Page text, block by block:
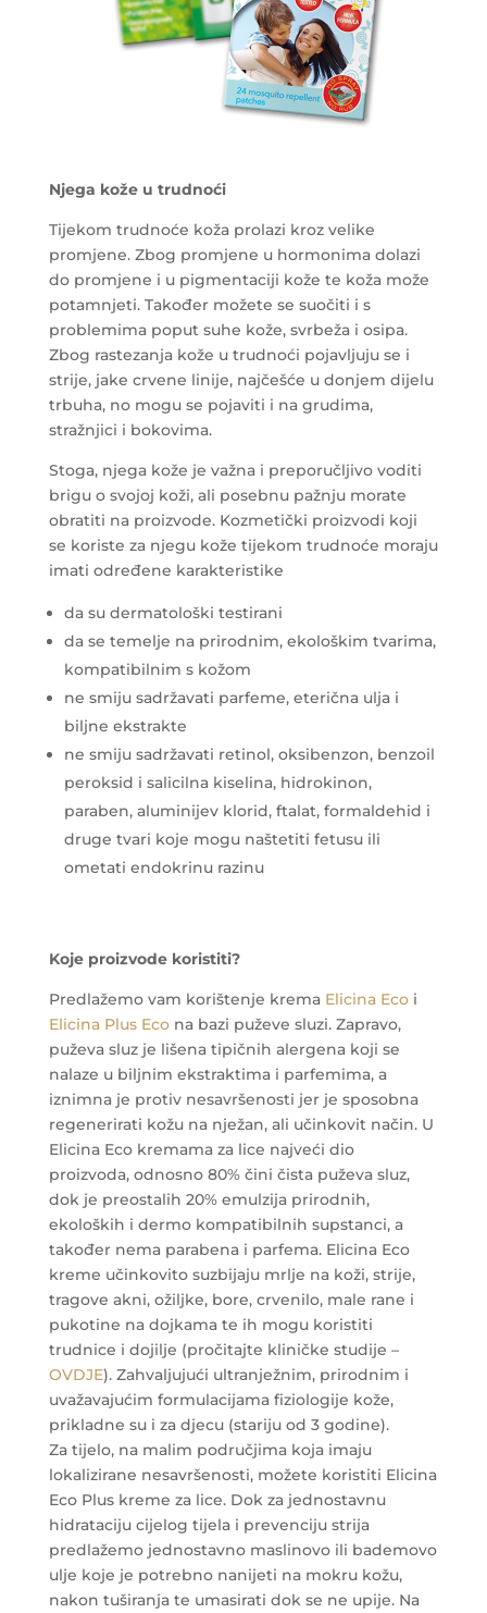
Njega kože u trudnoći
Tijekom trudnoće koža prolazi kroz velike
promjene. Zbog promjene u hormonima dolazi
do promjene i u pigmentaciji kože te koža može
potamnjeti. Također možete se suočiti i s
problemima poput suhe kože, svrbeža i osipa.
Zbog rastezanja kože u trudnoći pojavljuju se i
strije, jake crvene linije, najčešće u donjem dijelu
trbuha, no mogu se pojaviti i na grudima,
stražnjici i bokovima.
Stoga, njega kože je važna i preporučljivo voditi
brigu o svojoj koži, ali posebnu pažnju morate
obratiti na proizvode. Kozmetički proizvodi koji
se koriste za njegu kože tijekom trudnoće moraju
imati određene karakteristike
da su dermatološki testirani
da se temelje na prirodnim, ekološkim tvarima,
kompatibilnim s kožom
ne smiju sadržavati parfeme, eterična ulja i
biljne ekstrakte
ne smiju sadržavati retinol, oksibenzon, benzoil
peroksid i salicilna kiselina, hidrokinon,
paraben, aluminijev klorid, ftalat, formaldehid i
druge tvari koje mogu naštetiti fetusu ili
ometati endokrinu razinu
Koje proizvode koristiti?
Predlažemo vam korištenje krema Elicina Ecoi
Elicina Plus Econa bazi puževe sluzi. Zapravo,
puževa sluz je lišena tipičnih alergena koji se
nalaze u biljnim ekstraktima i parfemima, a
iznimna je protiv nesavršenosti jer je sposobna
regenerirati kožu na nježan, ali učinkovit način. U
Elicina Eco kremama za lice najveći dio
proizvoda, odnosno 80% čini čista puževa sluz,
dok je preostalih 20% emulzija prirodnih,
ekoloških i dermo kompatibilnih supstanci, a
također nema parabena i parfema. Elicina Eco
kreme učinkovito suzbijaju mrlje na koži, strije,
tragove akni, ožiljke, bore, crvenilo, male rane i
pukotine na dojkama te ih mogu koristiti
trudnice i dojilje (pročitajte kliničke studije –
OVDJE). Zahvaljujući ultranježnim, prirodnim i
uvažavajućim formulacijama fiziologije kože,
prikladne su i za djecu (stariju od 3 godine).
Za tijelo, na malim područjima koja imaju
lokalizirane nesavršenosti, možete koristiti Elicina
Eco Plus kreme za lice. Dok za jednostavnu
hidrataciju cijelog tijela i prevenciju strija
predlažemo jednostavno maslinovo ili bademovo
ulje koje je potrebno nanijeti na mokru kožu,
nakon tuširanja te umasirati dok se ne upije. Na